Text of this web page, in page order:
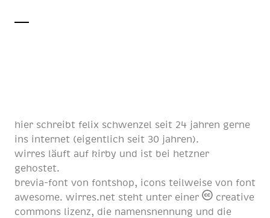
hier schreibt felix schwenzel seit 24 jahren gerne
ins internet (eigentlich seit 30 jahren).
wirres läuft auf kirby und ist bei hetzner
gehostet.
brevia-font von fontshop, icons teilweise von font
awesome. wirres.net steht unter einer
creative
commons lizenz, die namensnennung und die